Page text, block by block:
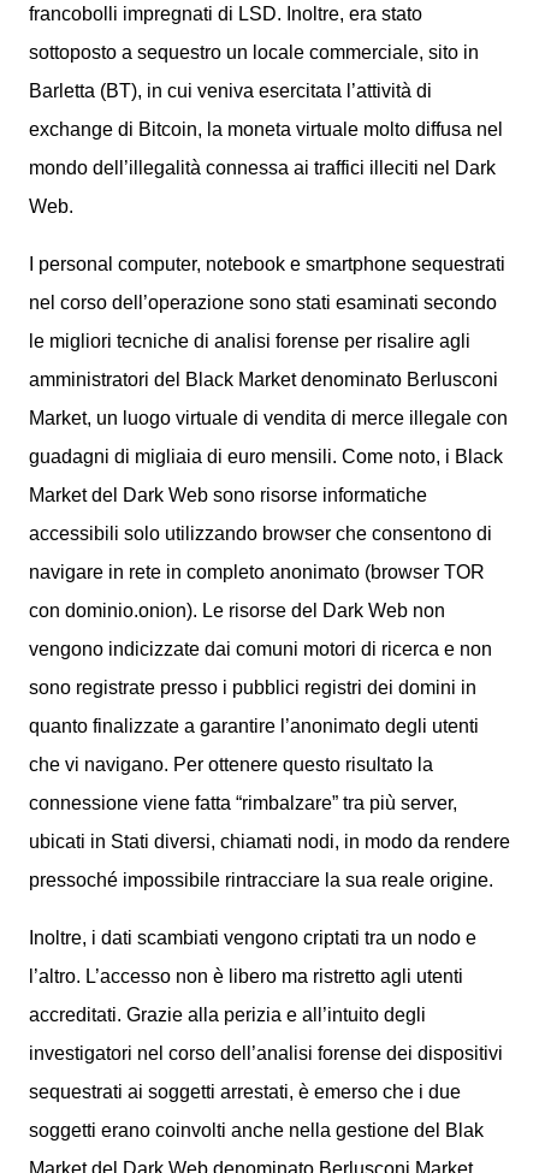
francobolli impregnati di LSD. Inoltre, era stato
sottoposto a sequestro un locale commerciale, sito in
Barletta (BT), in cui veniva esercitata l’attività di
exchange di Bitcoin, la moneta virtuale molto diffusa nel
mondo dell’illegalità connessa ai traffici illeciti nel Dark
Web.
I personal computer, notebook e smartphone sequestrati
nel corso dell’operazione sono stati esaminati secondo
le migliori tecniche di analisi forense per risalire agli
amministratori del Black Market denominato Berlusconi
Market, un luogo virtuale di vendita di merce illegale con
guadagni di migliaia di euro mensili. Come noto, i Black
Market del Dark Web sono risorse informatiche
accessibili solo utilizzando browser che consentono di
navigare in rete in completo anonimato (browser TOR
con dominio.onion). Le risorse del Dark Web non
vengono indicizzate dai comuni motori di ricerca e non
sono registrate presso i pubblici registri dei domini in
quanto finalizzate a garantire l’anonimato degli utenti
che vi navigano. Per ottenere questo risultato la
connessione viene fatta “rimbalzare” tra più server,
ubicati in Stati diversi, chiamati nodi, in modo da rendere
pressoché impossibile rintracciare la sua reale origine.
Inoltre, i dati scambiati vengono criptati tra un nodo e
l’altro. L’accesso non è libero ma ristretto agli utenti
accreditati. Grazie alla perizia e all’intuito degli
investigatori nel corso dell’analisi forense dei dispositivi
sequestrati ai soggetti arrestati, è emerso che i due
soggetti erano coinvolti anche nella gestione del Blak
Market del Dark Web denominato Berlusconi Market.